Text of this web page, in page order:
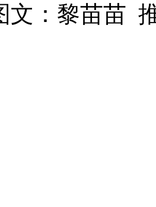
文：黎苗苗